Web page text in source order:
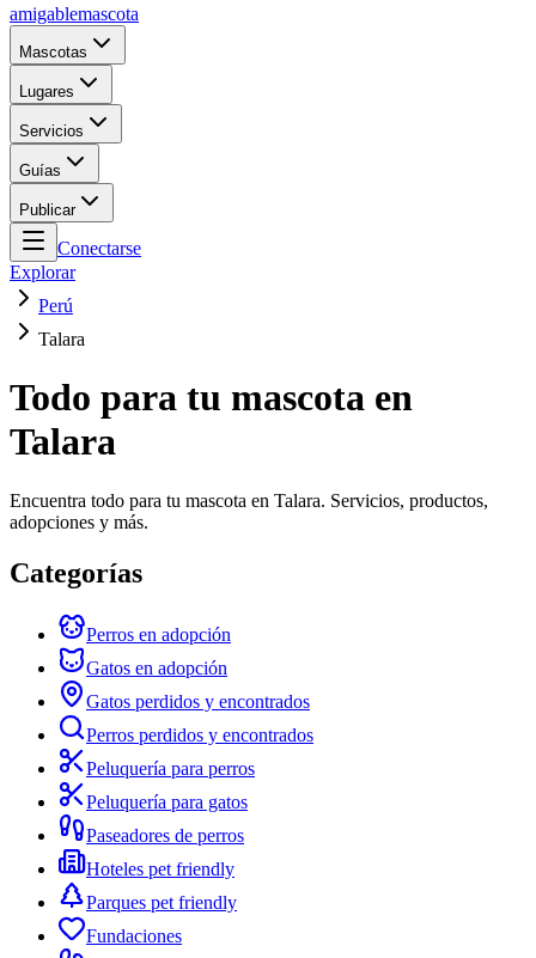
amigablemascota
Mascotas
Lugares
Servicios
Guías
Publicar
Conectarse
Explorar
Perú
Talara
Todo para tu mascota en
Talara
Encuentra todo para tu mascota en Talara. Servicios, productos,
adopciones y más.
Categorías
Perros en adopción
Gatos en adopción
Gatos perdidos y encontrados
Perros perdidos y encontrados
Peluquería para perros
Peluquería para gatos
Paseadores de perros
Hoteles pet friendly
Parques pet friendly
Fundaciones